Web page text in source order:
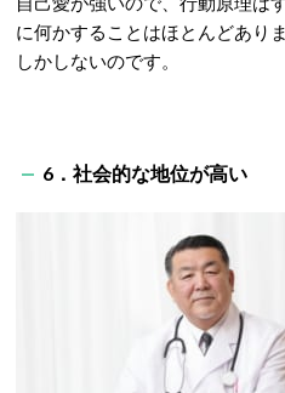
に何かすることはほとんどあり
しかしないのです。
6．社会的な地位が高い